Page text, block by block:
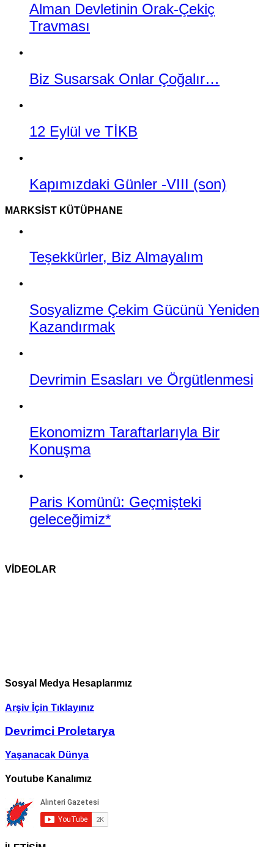
Alman Devletinin Orak-Çekiç
Travması
Biz Susarsak Onlar Çoğalır…
12 Eylül ve TİKB
Kapımızdaki Günler -VIII (son)
MARKSIST KÜTÜPHANE
Teşekkürler, Biz Almayalım
Sosyalizme Çekim Gücünü Yeniden
Kazandırmak
Devrimin Esasları ve Örgütlenmesi
Ekonomizm Taraftarlarıyla Bir
Konuşma
Paris Komünü: Geçmişteki
geleceğimiz*
VİDEOLAR
Sosyal Medya Hesaplarımız
Arşiv İçin Tıklayınız
Devrimci Proletarya
Yaşanacak Dünya
Youtube Kanalımız